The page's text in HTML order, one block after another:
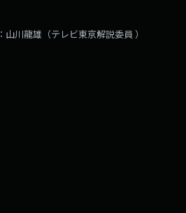
番組が選んだこの日最新のニュースを7
たっぷり解説します。 ▼7:10 【お早う！
・プラスワン！】 最新ニュースから1
コだけニュース スクープUP！】 番組
話題を解説します。 ▼7:55 【エンディン
トは「@cozy1242」
川龍雄（テレビ東京解説委員 ）